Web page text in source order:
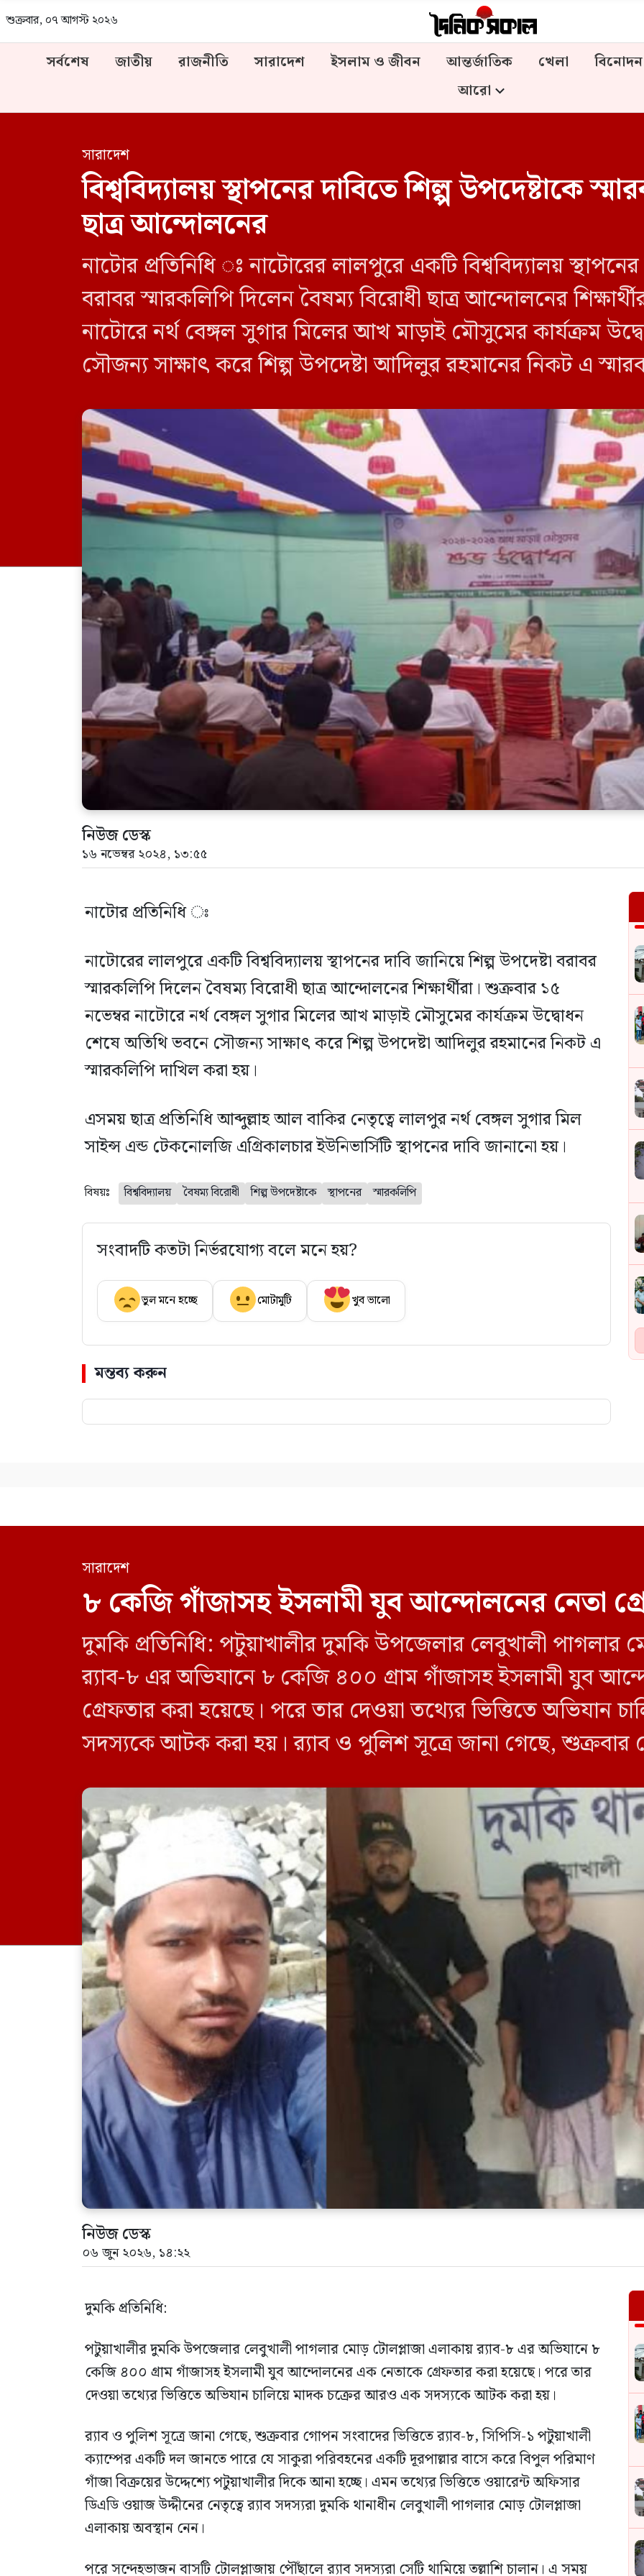
শুক্রবার, ০৭ আগস্ট ২০২৬
সর্বশেষ জাতীয় রাজনীতি সারাদেশ ইসলাম ও জীবন আন্তর্জাতিক খেলা বিনোদন
আরো
সারাদেশ
বিশ্ববিদ্যালয় স্থাপনের দাবিতে শিল্প উপদেষ্টাকে
ছাত্র আন্দোলনের
নাটোর প্রতিনিধি ঃ নাটোরের লালপুরে একটি বিশ্ববিদ্যালয় স্থাপনের
বরাবর স্মারকলিপি দিলেন বৈষম্য বিরোধী ছাত্র আন্দোলনের
নাটোরে নর্থ বেঙ্গল সুগার মিলের আখ মাড়াই মৌসুমের কার্যক্রম
সৌজন্য সাক্ষাৎ করে শিল্প উপদেষ্টা আদিলুর রহমানের নিকট এ
নিউজ ডেস্ক
১৬ নভেম্বর ২০২৪, ১৩:৫৫
নাটোর প্রতিনিধি ঃ
নাটোরের লালপুরে একটি বিশ্ববিদ্যালয় স্থাপনের দাবি জানিয়ে শিল্প উপদেষ্টা বরাবর
স্মারকলিপি দিলেন বৈষম্য বিরোধী ছাত্র আন্দোলনের শিক্ষার্থীরা। শুক্রবার ১৫
নভেম্বর নাটোরে নর্থ বেঙ্গল সুগার মিলের আখ মাড়াই মৌসুমের কার্যক্রম উদ্বোধন
শেষে অতিথি ভবনে সৌজন্য সাক্ষাৎ করে শিল্প উপদেষ্টা আদিলুর রহমানের নিকট এ
স্মারকলিপি দাখিল করা হয়।
এসময় ছাত্র প্রতিনিধি আব্দুল্লাহ আল বাকির নেতৃত্বে লালপুর নর্থ বেঙ্গল সুগার মিল
সাইন্স এন্ড টেকনোলজি এগ্রিকালচার ইউনিভার্সিটি স্থাপনের দাবি জানানো হয়।
বিষয়ঃ বিশ্ববিদ্যালয় বৈষম্য বিরোধী শিল্প উপদেষ্টাকে স্থাপনের স্মারকলিপি
সংবাদটি কতটা নির্ভরযোগ্য বলে মনে হয়?
ভুল মনে হচ্ছে মোটামুটি খুব ভালো
মন্তব্য করুন
সারাদেশ
৮ কেজি গাঁজাসহ ইসলামী যুব আন্দোলনের নেতা
দুমকি প্রতিনিধি: পটুয়াখালীর দুমকি উপজেলার লেবুখালী পাগলার
র‍্যাব-৮ এর অভিযানে ৮ কেজি ৪০০ গ্রাম গাঁজাসহ ইসলামী যুব
গ্রেফতার করা হয়েছে। পরে তার দেওয়া তথ্যের ভিত্তিতে অভিযান
সদস্যকে আটক করা হয়। র‍্যাব ও পুলিশ সূত্রে জানা গেছে, শুক্রবার
নিউজ ডেস্ক
০৬ জুন ২০২৬, ১৪:২২
দুমকি প্রতিনিধি:
পটুয়াখালীর দুমকি উপজেলার লেবুখালী পাগলার মোড় টোলপ্লাজা এলাকায় র‍্যাব-৮ এর অভিযানে ৮
কেজি ৪০০ গ্রাম গাঁজাসহ ইসলামী যুব আন্দোলনের এক নেতাকে গ্রেফতার করা হয়েছে। পরে তার
দেওয়া তথ্যের ভিত্তিতে অভিযান চালিয়ে মাদক চক্রের আরও এক সদস্যকে আটক করা হয়।
র‍্যাব ও পুলিশ সূত্রে জানা গেছে, শুক্রবার গোপন সংবাদের ভিত্তিতে র‍্যাব-৮, সিপিসি-১ পটুয়াখালী
ক্যাম্পের একটি দল জানতে পারে যে সাকুরা পরিবহনের একটি দূরপাল্লার বাসে করে বিপুল পরিমাণ
গাঁজা বিক্রয়ের উদ্দেশ্যে পটুয়াখালীর দিকে আনা হচ্ছে। এমন তথ্যের ভিত্তিতে ওয়ারেন্ট অফিসার
ডিএডি ওয়াজ উদ্দীনের নেতৃত্বে র‍্যাব সদস্যরা দুমকি থানাধীন লেবুখালী পাগলার মোড় টোলপ্লাজা
এলাকায় অবস্থান নেন।
পরে সন্দেহভাজন বাসটি টোলপ্লাজায় পৌঁছালে র‍্যাব সদস্যরা সেটি থামিয়ে তল্লাশি চালান। এ সময়